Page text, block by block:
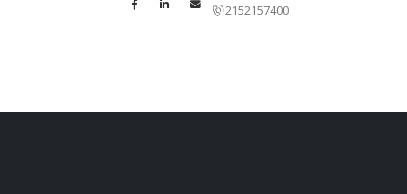
2152157400